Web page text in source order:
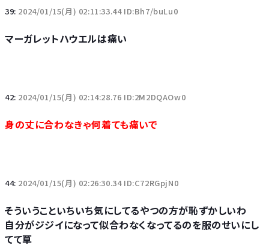
39: 2024/01/15(月) 02:11:33.44 ID:Bh7/buLu0
マーガレットハウエルは痛い
42: 2024/01/15(月) 02:14:28.76 ID:2M2DQAOw0
身の丈に合わなきゃ何着ても痛いで
44: 2024/01/15(月) 02:26:30.34 ID:C72RGpjN0
そういうこといちいち気にしてるやつの方が恥ずかしいわ
自分がジジイになって似合わなくなってるのを服のせいにし
てて草